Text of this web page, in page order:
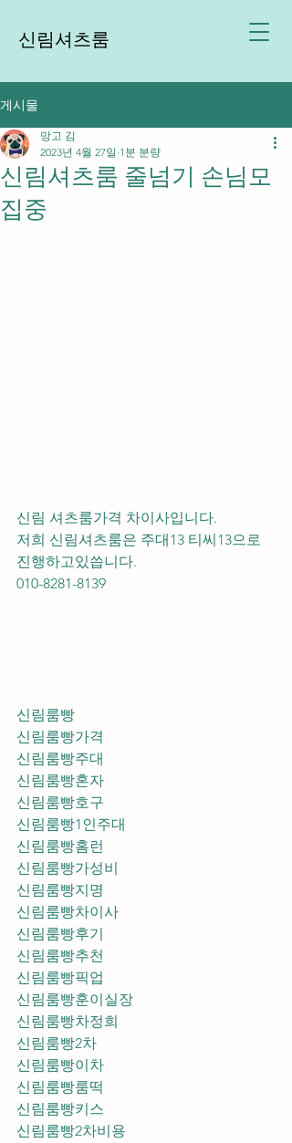
신림셔츠룸
게시물
신림셔츠룸 줄넘기 손님모
집중
망고 김
2023년 4월 27일 1분 분량
신림 셔츠룸가격 차이사입니다.
저희 신림셔츠룸은 주대13 티씨13으로
진행하고있씁니다.
010-8281-8139
신림룸빵
신림룸빵가격
신림룸빵주대
신림룸빵혼자
신림룸빵호구
신림룸빵1인주대
신림룸빵홈런
신림룸빵가성비
신림룸빵지명
신림룸빵차이사
신림룸빵후기
신림룸빵추천
신림룸빵훈이실장
신림룸빵차정희
신림룸빵2차
신림룸빵이차
신림룸빵룸떡
신림룸빵키스
신림룸빵2차비용